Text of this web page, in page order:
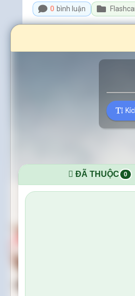
0 bình luận
ĐÃ THUỘC 0